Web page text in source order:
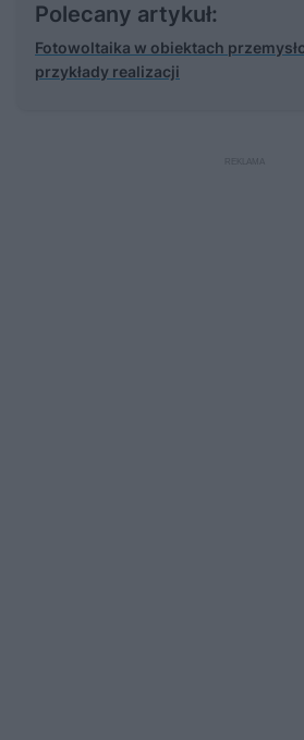
Polecany artykuł:
Fotowoltaika w obiektach
przykłady realizacji